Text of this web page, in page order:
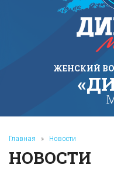
ЖЕНСКИЙ
Главная » Новости
НОВОСТИ